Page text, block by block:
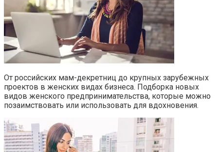
От российских мам-декретниц до крупных зарубежных
проектов в женских видах бизнеса. Подборка новых
видов женского предпринимательства, которые можно
позаимствовать или использовать для вдохновения.